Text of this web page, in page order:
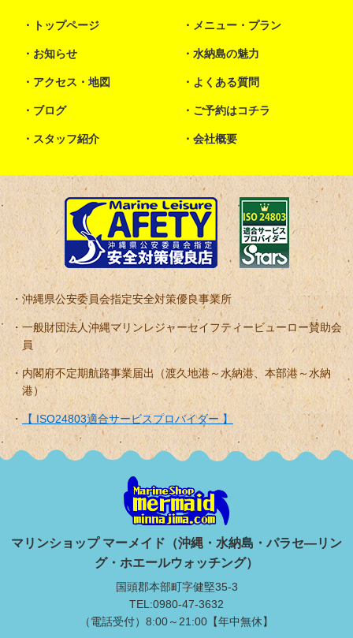
トップページ メニュー・プラン
お知らせ 水納島の魅力
アクセス・地図 よくある質問
ブログ ご予約はコチラ
スタッフ紹介 会社概要
沖縄県公安委員会指定安全対策優良事業所
一般財団法人沖縄マリンレジャーセイフティービューロー賛助会
員
内閣府不定期航路事業届出（渡久地港～水納港、本部港～水納
港）
【 ISO24803適合サービスプロバイダー 】
マリンショップ マーメイド（沖縄・水納島・パラセ―リン
グ・ホエールウォッチング）
国頭郡本部町字健堅35-3
TEL:0980-47-3632
（電話受付）8:00～21:00【年中無休】